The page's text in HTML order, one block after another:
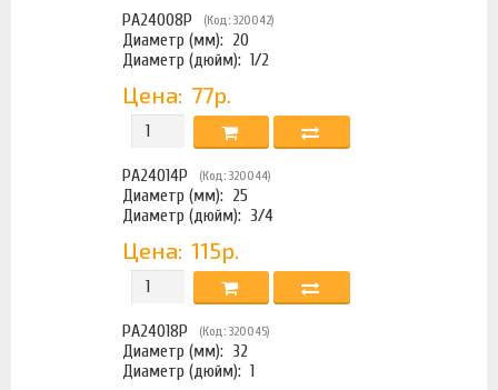
PA24008P (Код: 320042)
Диаметр (мм): 20
Диаметр (дюйм): 1/2
Цена: 77р.
PA24014P (Код: 320044)
Диаметр (мм): 25
Диаметр (дюйм): 3/4
Цена: 115р.
PA24018P (Код: 320045)
Диаметр (мм): 32
Диаметр (дюйм): 1